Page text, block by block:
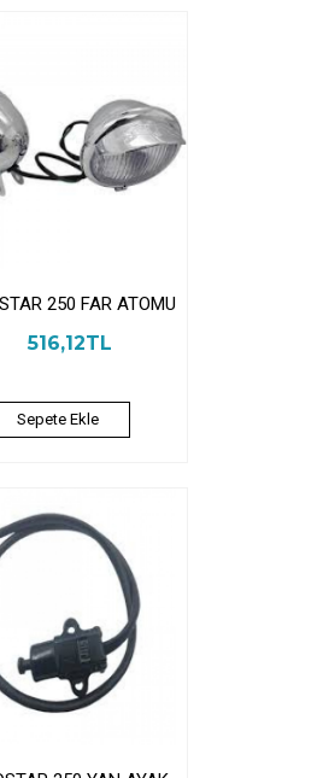
250 FAR ATOMU
516,12TL
Sepete Ekle